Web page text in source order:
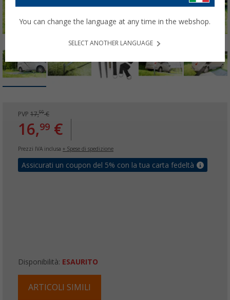
PVP 17,99€
16,99 €
Prezzi IVA inclusa + Spese di spedizione
Assicurati un coupon del 5% con la tua carta fedeltà
Disponibilità: ESAURITO
ARTICOLI SIMILI
You can change the language at any time in the webshop.
SELECT ANOTHER LANGUAGE